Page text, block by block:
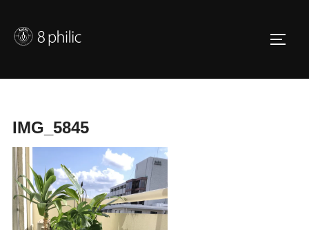
IMG_5845